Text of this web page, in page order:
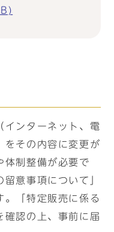
インターネット、電
をその内容に変更が
体制整備が必要で
意事項について」
。「特定販売に係る
確認の上、事前に届